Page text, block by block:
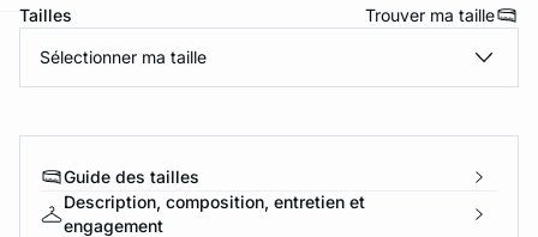
Tailles Trouver ma taille
Sélectionner ma taille
Guide des tailles
Description, composition, entretien et
engagement